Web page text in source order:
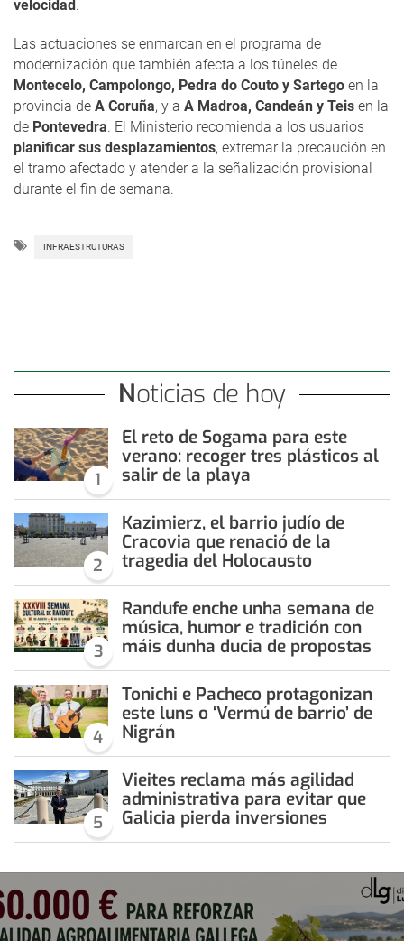
velocidad .
Las actuaciones se enmarcan en el programa de
modernización que también afecta a los túneles de
Montecelo, Campolongo, Pedra do Couto y Sartego en la
provincia de A Coruña, y a A Madroa, Candeán y Teis en la
de Pontevedra. El Ministerio recomienda a los usuarios
planificar sus desplazamientos, extremar la precaución en
el tramo afectado y atender a la señalización provisional
durante el fin de semana.
INFRAESTRUTURAS
Noticias de hoy
1
El reto de Sogama para este
verano: recoger tres plásticos al
salir de la playa
2
Kazimierz, el barrio judío de
Cracovia que renació de la
tragedia del Holocausto
3
Randufe enche unha semana de
música, humor e tradición con
máis dunha ducia de propostas
4
Tonichi e Pacheco protagonizan
este luns o ‘Vermú de barrio’ de
Nigrán
5
Vieites reclama más agilidad
administrativa para evitar que
Galicia pierda inversiones